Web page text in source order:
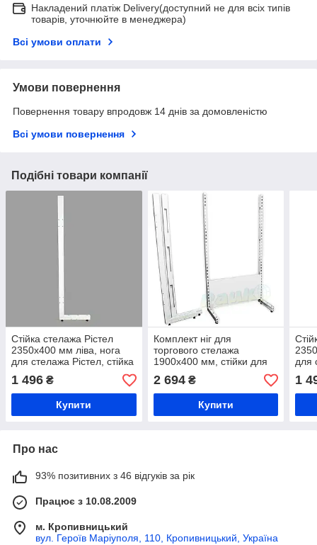
Накладений платіж Delivery(доступний не для всіх типів
товарів, уточнюйте в менеджера)
Всі умови оплати
Умови повернення
Повернення товару впродовж 14 днів за домовленістю
Всі умови повернення
Подібні товари компанії
Стійка стелажа Рістел
2350х400 мм ліва, нога
для стелажа Рістел, стійка
для торгового стелажа
1 496 ₴
Купити
Комплект ніг для
торгового стелажа
1900х400 мм, стійки для
стелажа Рістел права та
ліва, металева стійка для
стелажа торгівельного
2 694₴
Купити
для
для
1
Про нас
93% позитивних з 46 відгуків за рік
Працює з 10.08.2009
м. Кропивницький
вул. Героїв Маріуполя, 110, Кропивницький, Україна